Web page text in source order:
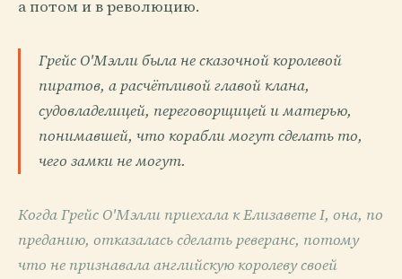
а потом и в революцию.
Грейс О'Мэлли была не сказочной королевой
пиратов, а расчётливой главой клана,
судовладелицей, переговорщицей и матерью,
понимавшей, что корабли могут сделать то,
чего замки не могут.
Когда Грейс О'Мэлли приехала к Елизавете I, она, по
преданию, отказалась сделать реверанс, потому
что не признавала английскую королеву своей